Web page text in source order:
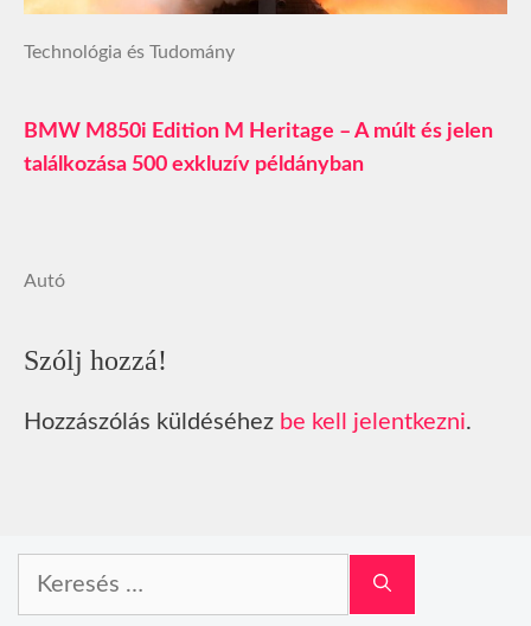
Technológia és Tudomány
BMW M850i Edition M Heritage – A múlt és jelen
találkozása 500 exkluzív példányban
Autó
Szólj hozzá!
Hozzászólás küldéséhez be kell jelentkezni.